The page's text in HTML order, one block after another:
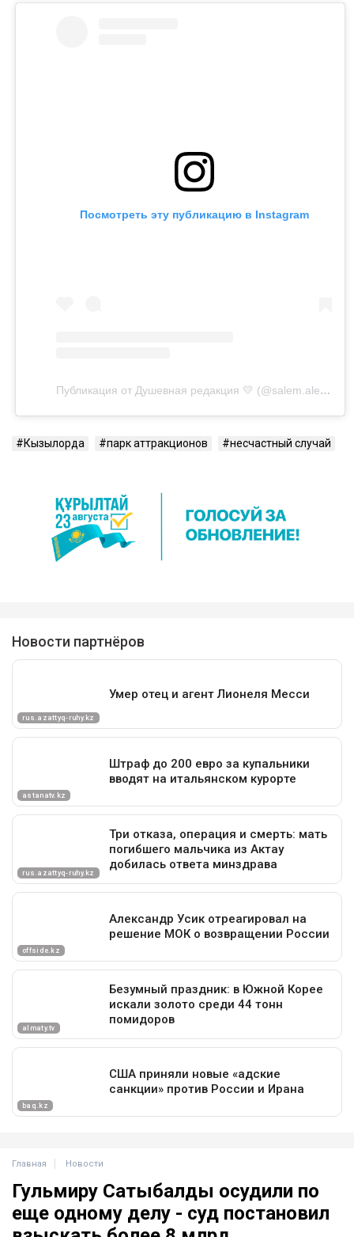
Посмотреть эту публикацию в Instagram
Публикация от Душевная редакция 💛 (@salem.alem.media)
Кызылорда парк аттракционов несчастный случай
Главная Новости
Гульмиру Сатыбалды осудили по
еще одному делу - суд постановил